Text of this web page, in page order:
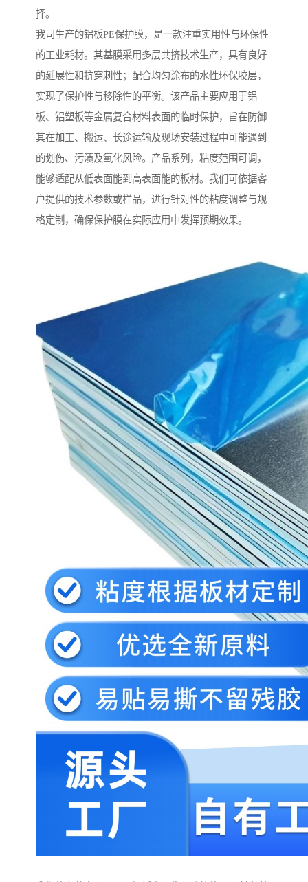
择。
我司生产的铝板PE保护膜，是一款注重实用性与环保性
的工业耗材。其基膜采用多层共挤技术生产，具有良好
的延展性和抗穿刺性；配合均匀涂布的水性环保胶层，
实现了保护性与移除性的平衡。该产品主要应用于铝
板、铝塑板等金属复合材料表面的临时保护，旨在防御
其在加工、搬运、长途运输及现场安装过程中可能遇到
的划伤、污渍及氧化风险。产品系列，粘度范围可调，
能够适配从低表面能到高表面能的板材。我们可依据客
户提供的技术参数或样品，进行针对性的粘度调整与规
格定制，确保保护膜在实际应用中发挥预期效果。